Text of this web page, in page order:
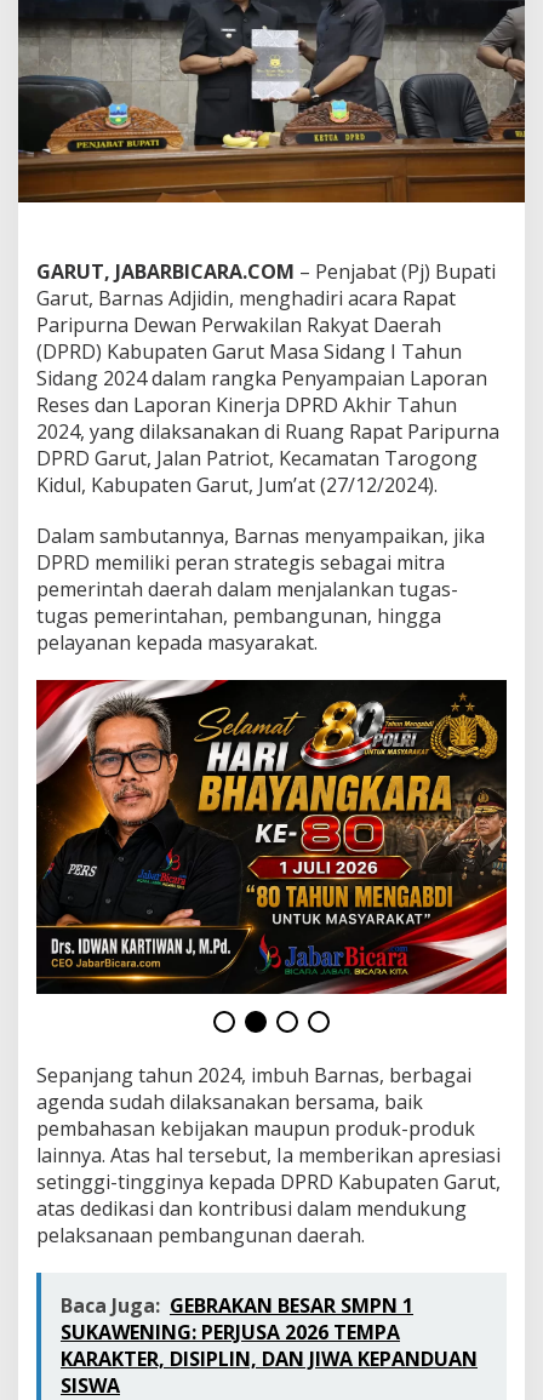
d
r
a
p
a
t
r
p
u
r
n
a
D
P
R
D
GARUT, JABARBICARA.COM – Penjabat (Pj) Bupati
Garut, Barnas Adjidin, menghadiri acara Rapat
Paripurna Dewan Perwakilan Rakyat Daerah
(DPRD) Kabupaten Garut Masa Sidang I Tahun
Sidang 2024 dalam rangka Penyampaian Laporan
Reses dan Laporan Kinerja DPRD Akhir Tahun
2024, yang dilaksanakan di Ruang Rapat Paripurna
DPRD Garut, Jalan Patriot, Kecamatan Tarogong
Kidul, Kabupaten Garut, Jum’at (27/12/2024).
Dalam sambutannya, Barnas menyampaikan, jika
DPRD memiliki peran strategis sebagai mitra
pemerintah daerah dalam menjalankan tugas-
tugas pemerintahan, pembangunan, hingga
pelayanan kepada masyarakat.
Sepanjang tahun 2024, imbuh Barnas, berbagai
agenda sudah dilaksanakan bersama, baik
pembahasan kebijakan maupun produk-produk
lainnya. Atas hal tersebut, Ia memberikan apresiasi
setinggi-tingginya kepada DPRD Kabupaten Garut,
atas dedikasi dan kontribusi dalam mendukung
pelaksanaan pembangunan daerah.
Baca Juga: GEBRAKAN BESAR SMPN 1
SUKAWENING: PERJUSA 2026 TEMPA
KARAKTER, DISIPLIN, DAN JIWA KEPANDUAN
SISWA